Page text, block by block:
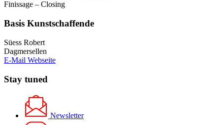
Finissage – Closing
Basis Kunstschaffende
Süess Robert
Dagmersellen
E-Mail Webseite
Stay tuned
Newsletter